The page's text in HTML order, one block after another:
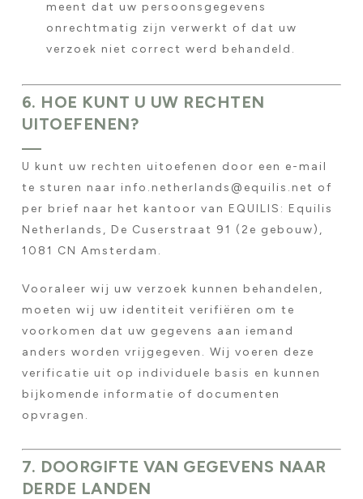
meent dat uw persoonsgegevens
onrechtmatig zijn verwerkt of dat uw
verzoek niet correct werd behandeld.
6. HOE KUNT U UW RECHTEN
UITOEFENEN?
U kunt uw rechten uitoefenen door een e-mail
te sturen naar info.netherlands@equilis.net of
per brief naar het kantoor van EQUILIS: Equilis
Netherlands, De Cuserstraat 91 (2e gebouw),
1081 CN Amsterdam.
Vooraleer wij uw verzoek kunnen behandelen,
moeten wij uw identiteit verifiëren om te
voorkomen dat uw gegevens aan iemand
anders worden vrijgegeven. Wij voeren deze
verificatie uit op individuele basis en kunnen
bijkomende informatie of documenten
opvragen.
7. DOORGIFTE VAN GEGEVENS NAAR
DERDE LANDEN